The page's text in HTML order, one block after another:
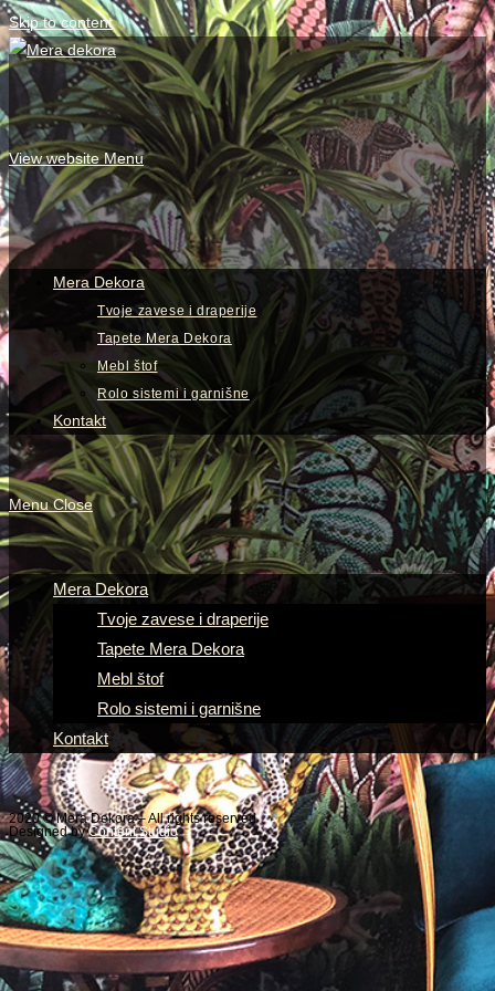
Skip to content
View website Menu
Mera Dekora
Tvoje zavese i draperije
Tapete Mera Dekora
Mebl štof
Rolo sistemi i garnišne
Kontakt
Menu Close
Mera Dekora
Tvoje zavese i draperije
Tapete Mera Dekora
Mebl štof
Rolo sistemi i garnišne
Kontakt
2020 © Mera Dekora – All rights reserved
Designed byContent Studio